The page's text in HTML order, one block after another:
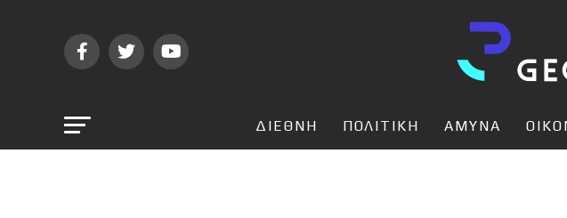
ΔΙΕΘΝΗ ΠΟΛΙΤΙΚΗ ΑΜΥΝΑ